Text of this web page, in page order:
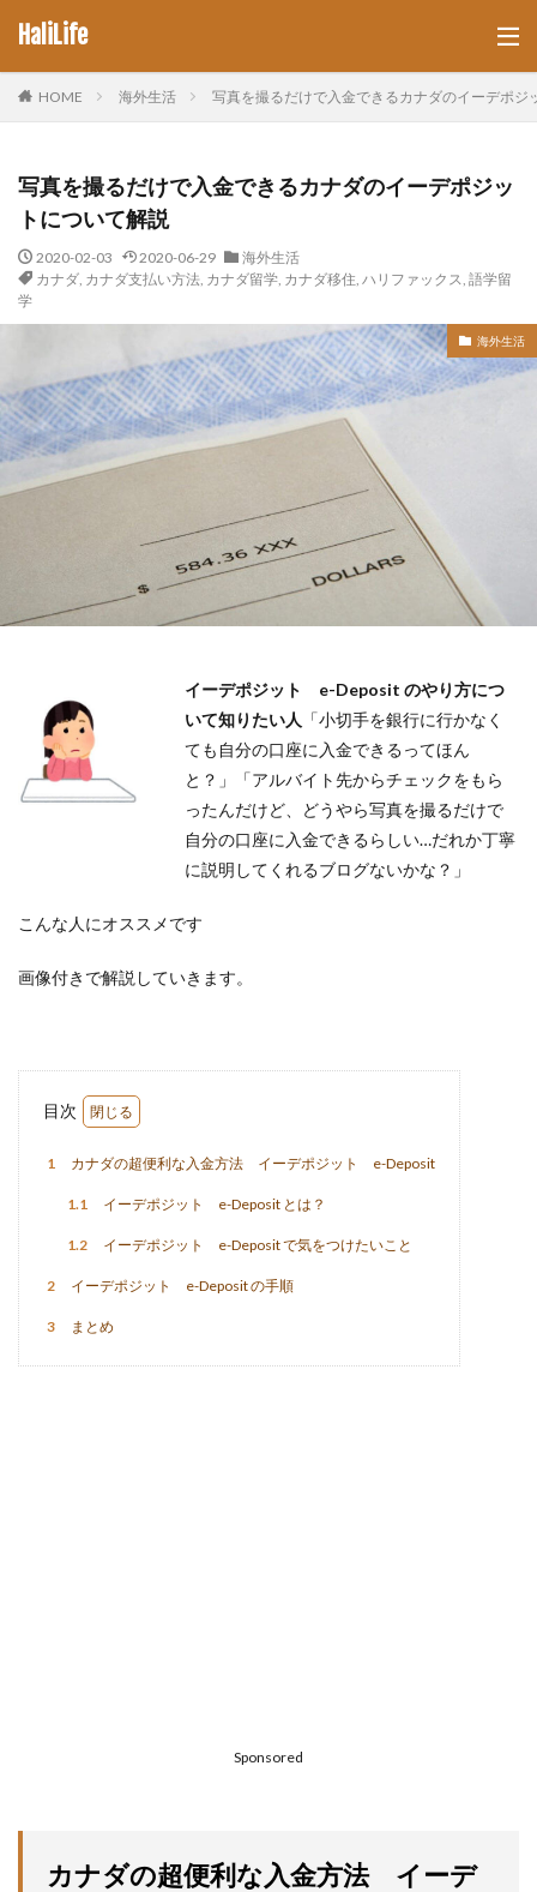
HaliLife
HOME 海外生活 写真を撮るだけで入金できるカナダのイーデポジ
写真を撮るだけで入金できるカナダのイーデポジッ
トについて解説
2020-02-03 2020-06-29
海外生活
カナダ, カナダ支払い方法, カナダ留学, カナダ移住, ハリファックス, 語学留
学
海外生活
イーデポジット e-Deposit のやり方につ
いて知りたい人 「小切手を銀行に行かなく
ても自分の口座に入金できるってほん
と？」「アルバイト先からチェックをもら
ったんだけど、どうやら写真を撮るだけで
自分の口座に入金できるらしい…だれか丁寧
に説明してくれるブログないかな？」
こんな人にオススメです
画像付きで解説していきます。
目次
1 カナダの超便利な入金方法 イーデポジット e-Deposit
1.1 イーデポジット e-Deposit とは？
1.2 イーデポジット e-Deposit で気をつけたいこと
2 イーデポジット e-Deposit の手順
3 まとめ
Sponsored
カナダの超便利な入金方法 イーデ